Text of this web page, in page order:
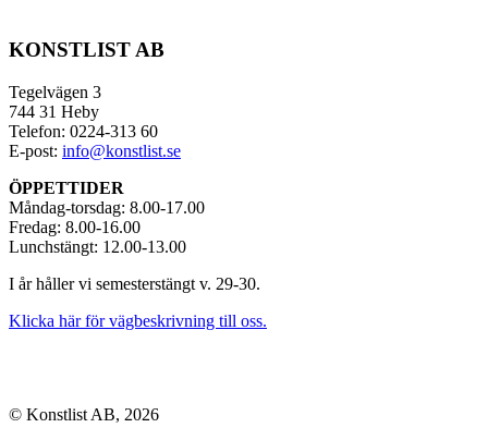
KONSTLIST AB
Tegelvägen 3
744 31 Heby
Telefon: 0224-313 60
E-post: info@konstlist.se
ÖPPETTIDER
Måndag-torsdag: 8.00-17.00
Fredag: 8.00-16.00
Lunchstängt: 12.00-13.00
I år håller vi semesterstängt v. 29-30.
Klicka här för vägbeskrivning till oss.
© Konstlist AB, 2026